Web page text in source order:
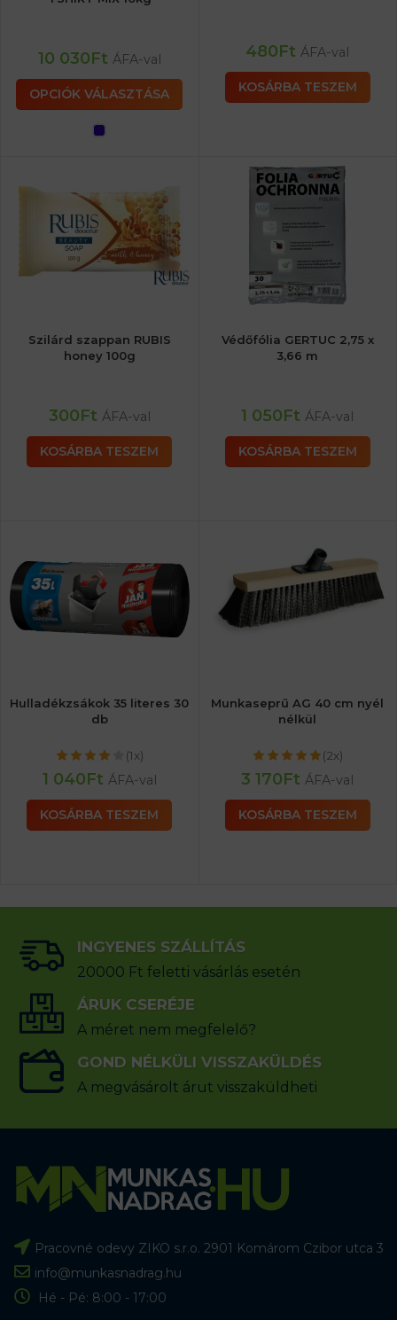
10 030Ft ÁFA-val
OPCIÓK VÁLASZTÁSA
480Ft ÁFA-val
KOSÁRBA TESZEM
Szilárd szappan RUBIS
honey 100g
300Ft ÁFA-val
KOSÁRBA TESZEM
Védőfólia GERTUC 2,75 x
3,66 m
1 050Ft ÁFA-val
KOSÁRBA TESZEM
Hulladékzsákok 35 literes 30
db
(1x)
1 040Ft ÁFA-val
KOSÁRBA TESZEM
Munkaseprű AG 40 cm nyél
nélkül
(2x)
3 170Ft ÁFA-val
KOSÁRBA TESZEM
INGYENES SZÁLLÍTÁS
20000 Ft feletti vásárlás esetén
ÁRUK CSERÉJE
A méret nem megfelelő?
GOND NÉLKÜLI VISSZAKÜLDÉS
A megvásárolt árut visszaküldheti
Pracovné odevy ZIKO s.r.o. 2901 Komárom Czibor utca 3
info@munkasnadrag.hu
Hé - Pé: 8:00 - 17:00